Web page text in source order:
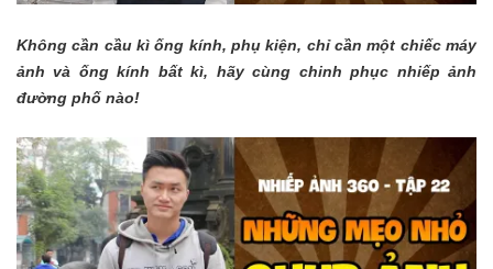
Không cần cầu kì ống kính, phụ kiện, chỉ cần một chiếc máy
ảnh và ống kính bất kì, hãy cùng chinh phục nhiếp ảnh
đường phố nào!